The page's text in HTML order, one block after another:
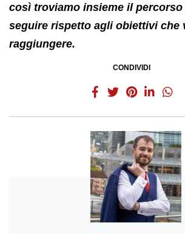
così troviamo insieme il percorso
seguire rispetto agli obiettivi che
raggiungere.
CONDIVIDI